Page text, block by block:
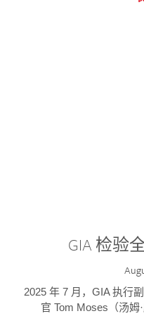
GIA 检验
2025 年 7 月，GIA 执行
官 Tom Moses（汤姆